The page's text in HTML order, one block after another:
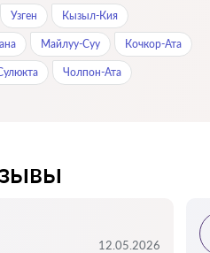
Узген Кызыл-Кия
Майлуу-Суу Кочкор-Ата
Чолпон-Ата
12.05.2026